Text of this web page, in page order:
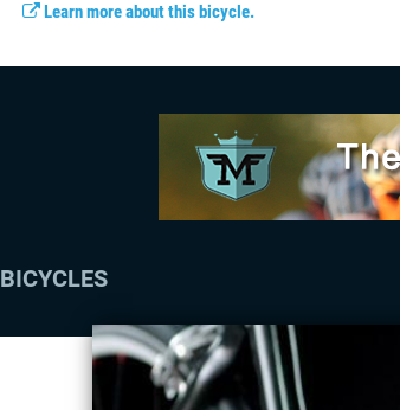
Learn more about this bicycle.
BICYCLES